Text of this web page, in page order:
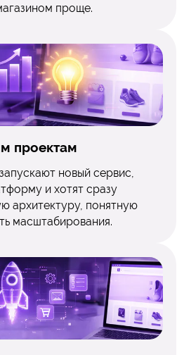
проще.
проектам
новый сервис,
и хотят сразу
архитектуру, понятную
масштабирования.